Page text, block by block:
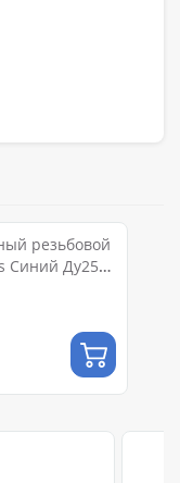
резьбовой
Синий Ду25